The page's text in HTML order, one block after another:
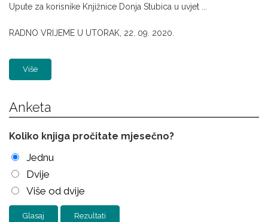
Upute za korisnike Knjižnice Donja Stubica u uvjet ...
RADNO VRIJEME U UTORAK, 22. 09. 2020.
Više
Anketa
Koliko knjiga pročitate mjesečno?
Jednu
Dvije
Više od dvije
Rezultati